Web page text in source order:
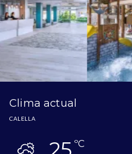
Clima actual
CALELLA
ºC